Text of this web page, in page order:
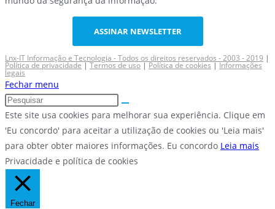
ASSINAR NEWSLETTER
Lnx-IT Informação e Tecnologia - Todos os direitos reservados - 2003 - 2019 |
Política de privacidade|Termos de uso|Política de cookies|Informações
legais
Fechar menu
Este site usa cookies para melhorar sua experiência. Clique em
'Eu concordo' para aceitar a utilização de cookies ou 'Leia mais'
para obter obter maiores informações. Eu concordo Leia mais
Privacidade e política de cookies
Fechar